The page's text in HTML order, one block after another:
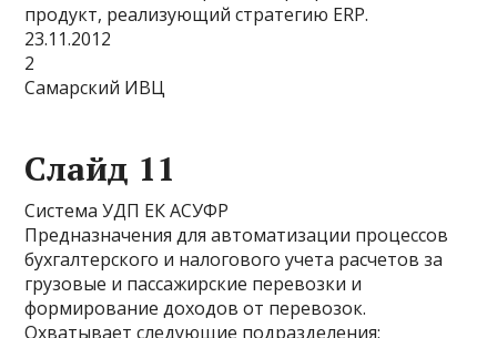
продукт, реализующий стратегию ERP.
23.11.2012
2
Самарский ИВЦ
Слайд 11
Система УДП ЕК АСУФР
Предназначения для автоматизации процессов
бухгалтерского и налогового учета расчетов за
грузовые и пассажирские перевозки и
формирование доходов от перевозок.
Охватывает следующие подразделения: